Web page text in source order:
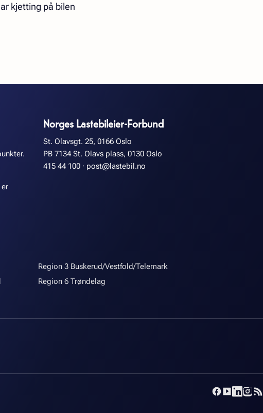
kjetting på bilen
Norges Lastebileier-Forbund
St. Olavsgt. 25, 0166 Oslo
PB 7134 St. Olavs plass, 0130 Oslo
415 44 100 · post@lastebil.no
Region 3 Buskerud/Vestfold/Telemark
Region 6 Trøndelag